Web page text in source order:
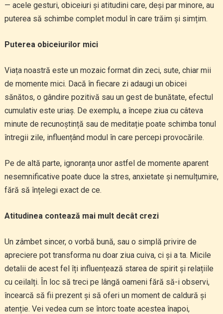
— acele gesturi, obiceiuri și atitudini care, deși par minore, au
puterea să schimbe complet modul în care trăim și simțim.
Puterea obiceiurilor mici
Viața noastră este un mozaic format din zeci, sute, chiar mii
de momente mici. Dacă în fiecare zi adaugi un obicei
sănătos, o gândire pozitivă sau un gest de bunătate, efectul
cumulativ este uriaș. De exemplu, a începe ziua cu câteva
minute de recunoștință sau de meditație poate schimba tonul
întregii zile, influențând modul în care percepi provocările.
Pe de altă parte, ignoranța unor astfel de momente aparent
nesemnificative poate duce la stres, anxietate și nemulțumire,
fără să înțelegi exact de ce.
Atitudinea contează mai mult decât crezi
Un zâmbet sincer, o vorbă bună, sau o simplă privire de
apreciere pot transforma nu doar ziua cuiva, ci și a ta. Micile
detalii de acest fel îți influențează starea de spirit și relațiile
cu ceilalți. În loc să treci pe lângă oameni fără să-i observi,
încearcă să fii prezent și să oferi un moment de caldură și
atenție. Vei vedea cum se întorc toate acestea înapoi,